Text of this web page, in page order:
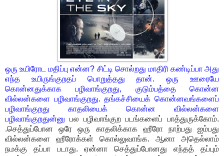
ஒரு உயிரோட மதிப்பு என்ன? சிட்டி சொல்றது மாதிரி கண்டிப்பா அது
எந்த உயிருங்குறதப் பொறுத்தது தான். ஒரு ஊரையே
கொன்னதுக்காக பழிவாங்குறது, குடும்பத்தை கொன்ன
வில்லன்களை பழிவாங்குறது. தங்கச்சியைக் கொன்னவங்களைப்
பழிவாங்குறது காதலியைக் கொன்ன வில்லன்களை
பழிவாங்குறதுன்னு பல பழிவாங்குற படங்களைப் பாத்துருக்கோம்.
.செத்துப்போன ஒரே ஒரு காதலிக்காக ஹீரோ நாற்பது ஐம்பது
வில்லன்களை ஹீரோக்கள் கொல்லுவாங்க. ஆனா அதெல்லாம்
நமக்கு தப்பா படாது. ஏன்னா செத்துப்போனது எந்தத் தப்பும்